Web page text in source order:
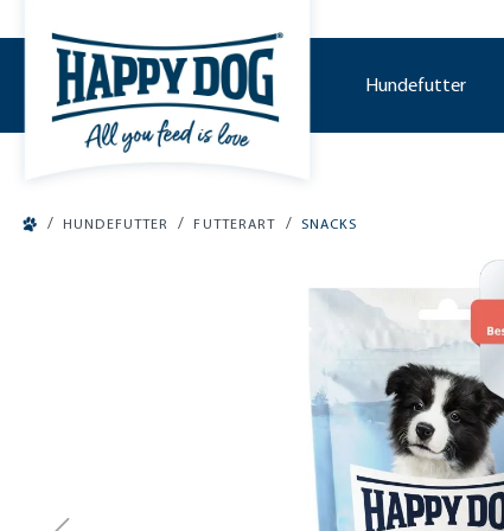
Hundefutter
/ HUNDEFUTTER / FUTTERART / SNACKS